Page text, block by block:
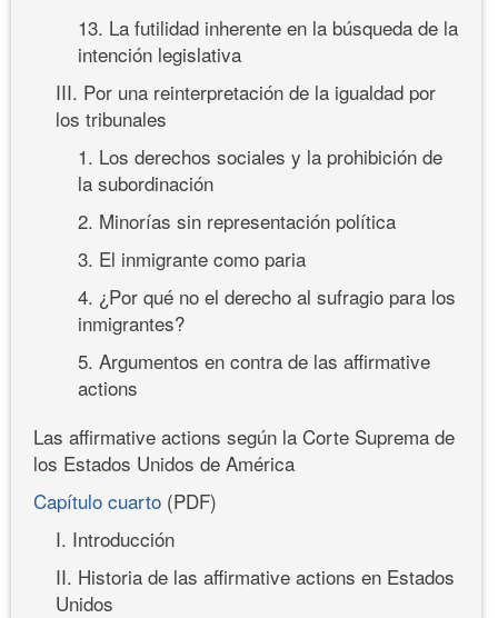
13. La futilidad inherente en la búsqueda de la
intención legislativa
III. Por una reinterpretación de la igualdad por
los tribunales
1. Los derechos sociales y la prohibición de
la subordinación
2. Minorías sin representación política
3. El inmigrante como paria
4. ¿Por qué no el derecho al sufragio para los
inmigrantes?
5. Argumentos en contra de las affirmative
actions
Las affirmative actions según la Corte Suprema de
los Estados Unidos de América
Capítulo cuarto (PDF)
I. Introducción
II. Historia de las affirmative actions en Estados
Unidos